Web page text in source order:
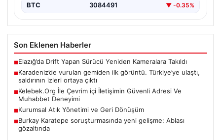
BTC 3084491 ▼ -0.35%
Son Eklenen Haberler
■Elazığ’da Drift Yapan Sürücü Yeniden Kameralara Takıldı
■Karadeniz’de vurulan gemiden ilk görüntü. Türkiye’ye ulaştı,
saldırının izleri ortaya çıktı
■Kelebek.Org İle Çevrim içi İletişimin Güvenli Adresi Ve
Muhabbet Deneyimi
■Kurumsal Atık Yönetimi ve Geri Dönüşüm
■Burkay Karatepe soruşturmasında yeni gelişme: Ablası
gözaltında